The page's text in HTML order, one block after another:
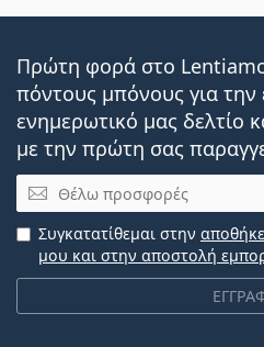
Πρώτη φορά στο
πόντους μπόνους για
ενημερωτικό μας δελτίο
με την πρώτη σας
Email
Συγκατατίθεμαι στην
μου και στην αποστολή